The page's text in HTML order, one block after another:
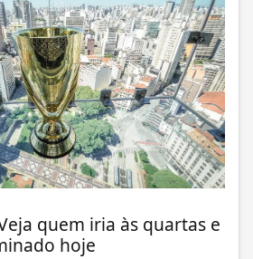
quem iria às quartas e
hoje